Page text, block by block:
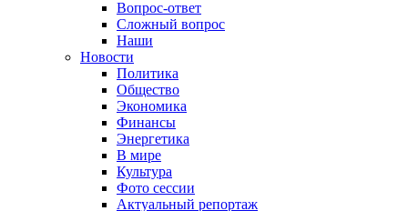
Вопрос-ответ
Сложный вопрос
Наши
Новости
Политика
Общество
Экономика
Финансы
Энергетика
В мире
Культура
Фото сессии
Актуальный репортаж